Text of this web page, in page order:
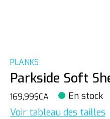
PLANKS
Parkside Soft
169,99$CA En stock
Voir tableau des tailles